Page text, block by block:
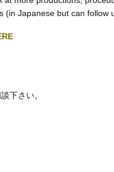
(in Japanese but can follow
下さい。